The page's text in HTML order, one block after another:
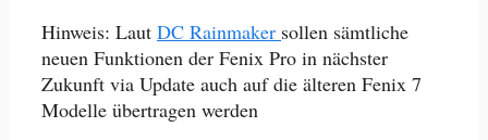
Hinweis: Laut DC Rainmaker sollen sämtliche
neuen Funktionen der Fenix Pro in nächster
Zukunft via Update auch auf die älteren Fenix 7
Modelle übertragen werden